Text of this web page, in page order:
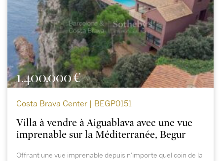
1.400.000 €
Costa Brava Center | BEGP0151
Villa à vendre à Aiguablava avec une vue
imprenable sur la Méditerranée, Begur
Offrant une vue imprenable depuis n'importe quel coin de la